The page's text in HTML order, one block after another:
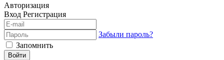
Авторизация
Вход Регистрация
Забыли пароль?
Запомнить
Войти